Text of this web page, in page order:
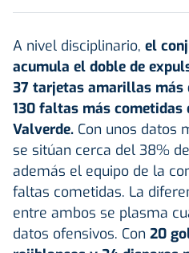
A nivel disciplinario, el
acumula el doble de
37 tarjetas amarillas más
130 faltas más cometidas
Valverde. Con unos datos
se sitúan cerca del 38%
además el equipo de la
faltas cometidas. La
entre ambos se plasma
datos ofensivos. Con 20